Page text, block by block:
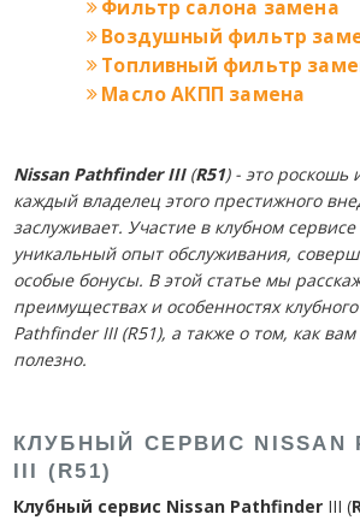
Фильтр салона замена
Воздушный фильтр
Топливный фильтр
Масло АКПП замена
Nissan Pathfinder III(R51) - это роскошь
каждый владелец этого престижного
заслуживает. Участие в клубном сервисе
уникальный опыт обслуживания,
особые бонусы. В этой статье мы
преимуществах и особенностях
Pathfinder III (R51), а также о том, как
полезно.
КЛУБНЫЙ СЕРВИС NISSAN
III (R51)
Клубный сервис Nissan PathfinderIII (